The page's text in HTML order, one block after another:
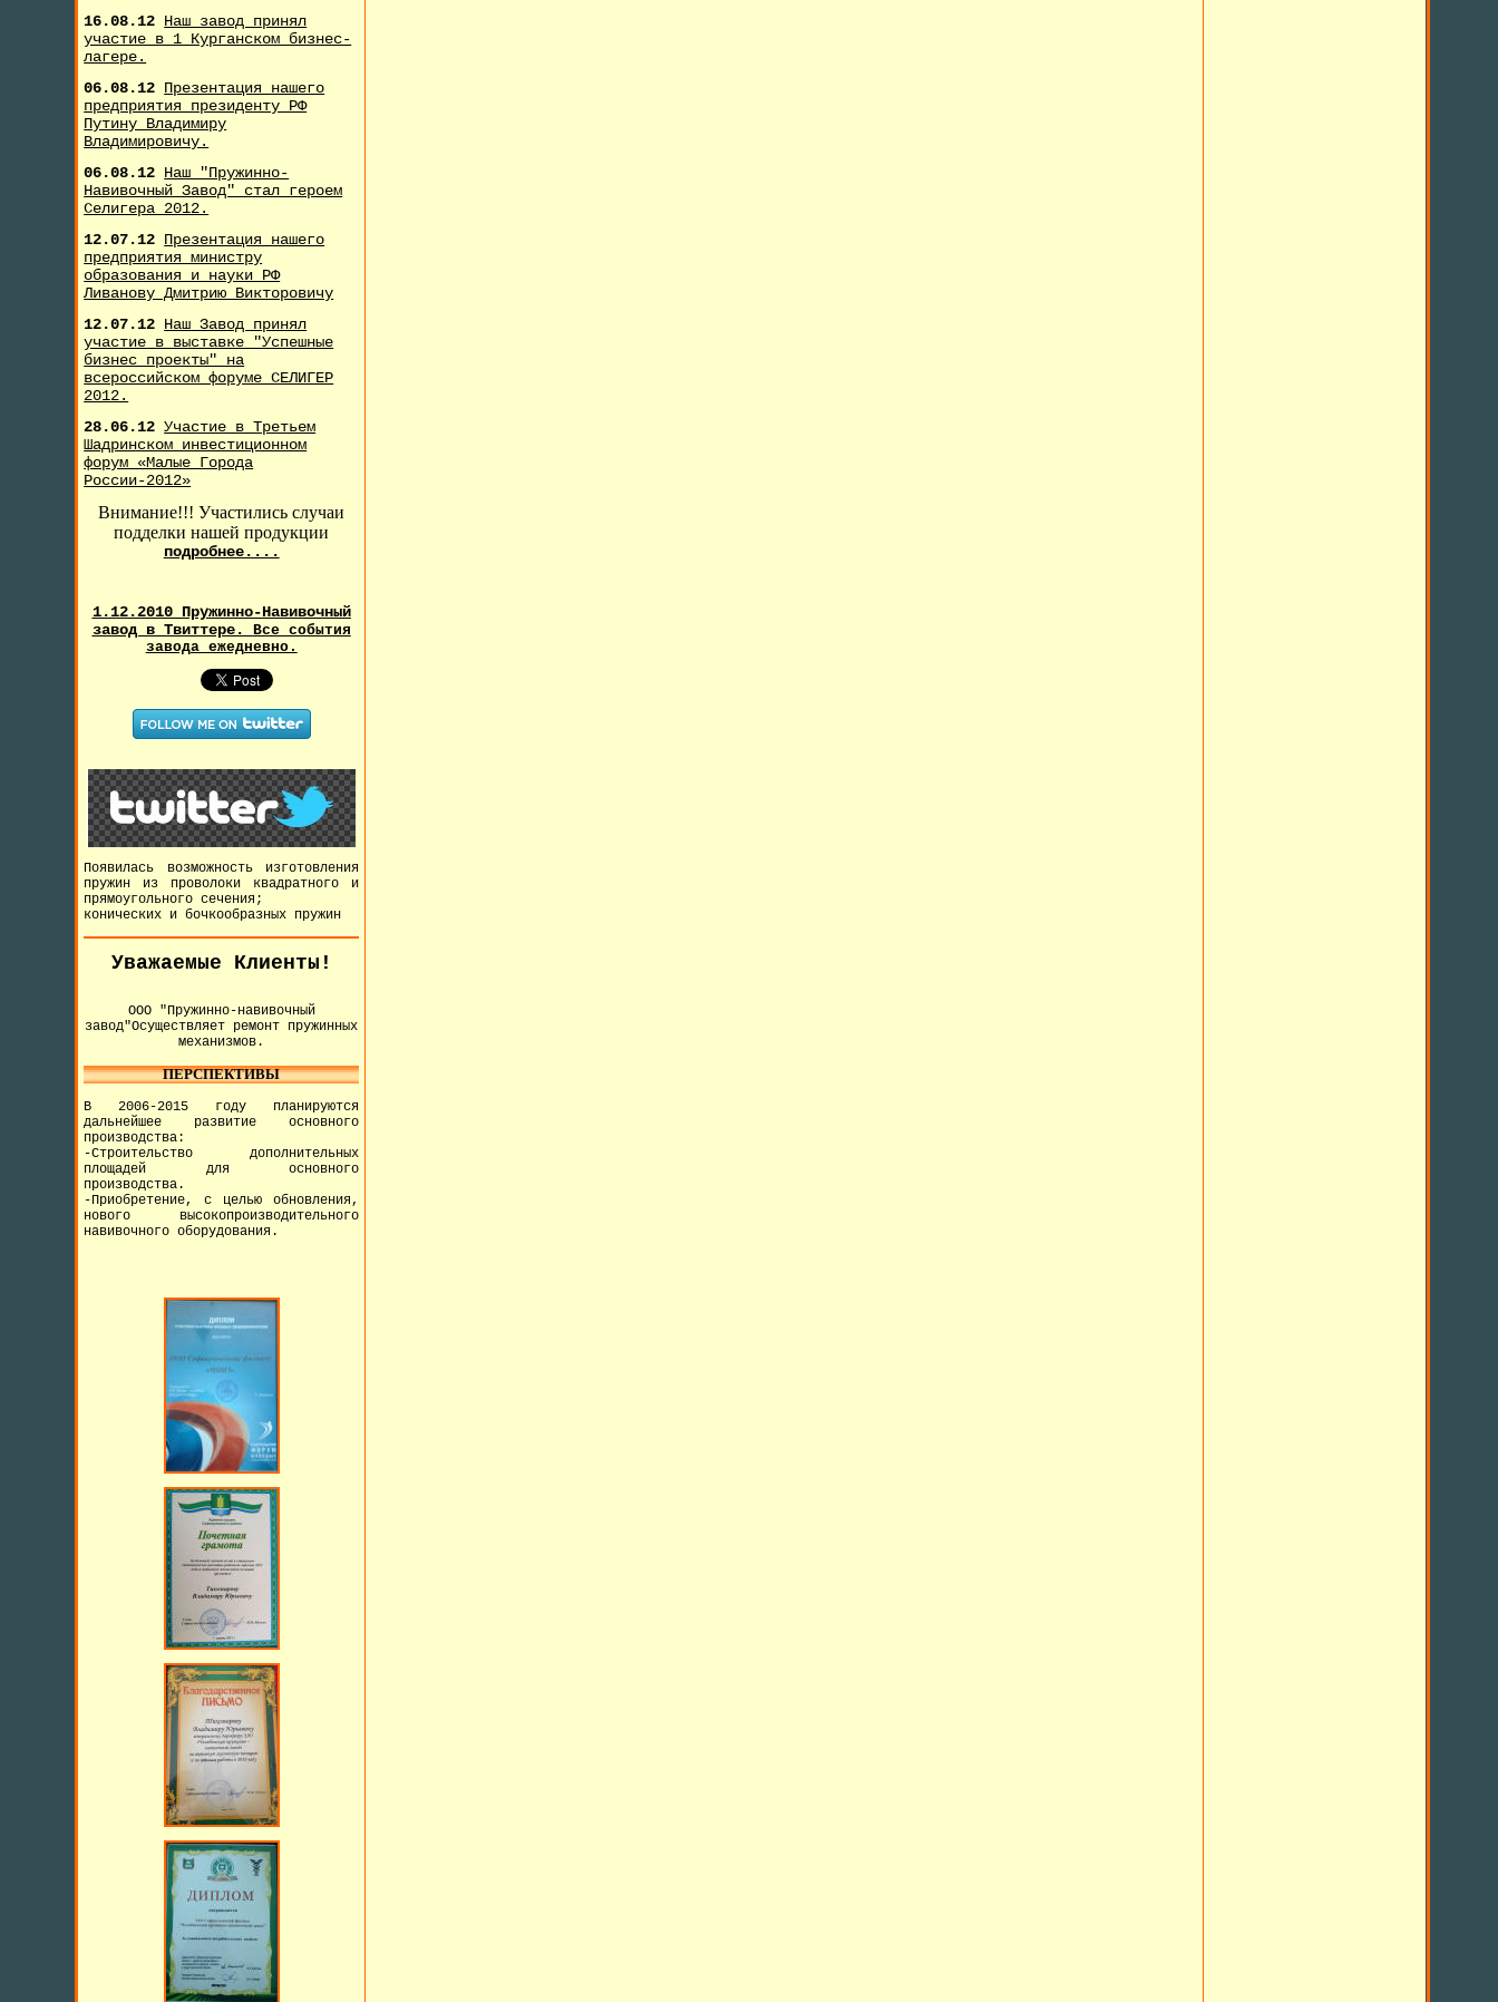
16.08.12 Наш завод принял
участие в 1 Курганском бизнес-
лагере.
06.08.12 Презентация нашего
предприятия президенту РФ
Путину Владимиру
Владимировичу.
06.08.12 Наш "Пружинно-
Навивочный Завод" стал героем
Селигера 2012.
12.07.12 Презентация нашего
предприятия министру
образования и науки РФ
Ливанову Дмитрию Викторовичу
12.07.12 Наш Завод принял
участие в выставке "Успешные
бизнес проекты" на
всероссийском форуме СЕЛИГЕР
2012.
28.06.12Участие в Третьем
Шадринском инвестиционном
форум «Малые Города
России-2012»
Внимание!!! Участились случаи
подделки нашей продукции
подробнее....
1.12.2010 Пружинно-Навивочный
завод в Твиттере. Все события
завода ежедневно.
Появилась возможность изготовления
пружин из проволоки квадратного и
прямоугольного сечения;
конических и бочкообразных пружин
Уважаемые Клиенты!
ООО "Пружинно-навивочный
завод"Осуществляет ремонт пружинных
механизмов.
ПЕРСПЕКТИВЫ
В 2006-2015 году планируются
дальнейшее развитие основного
производства:
-Строительство дополнительных
площадей для основного
производства.
-Приобретение, с целью обновления,
нового высокопроизводительного
навивочного оборудования.